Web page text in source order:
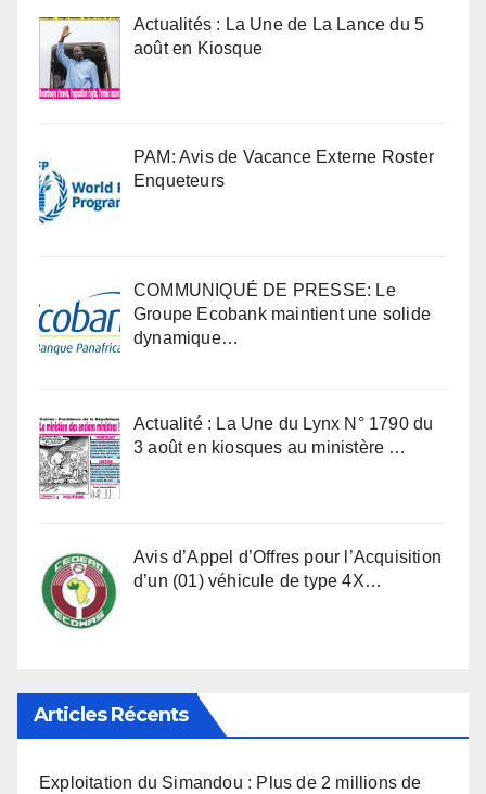
Actualités : La Une de La Lance du 5
août en Kiosque
PAM: Avis de Vacance Externe Roster
Enqueteurs
COMMUNIQUÉ DE PRESSE: Le
Groupe Ecobank maintient une solide
dynamique…
Actualité : La Une du Lynx N° 1790 du
3 août en kiosques au ministère …
Avis d’Appel d’Offres pour l’Acquisition
d’un (01) véhicule de type 4X…
Articles Récents
Exploitation du Simandou : Plus de 2 millions de